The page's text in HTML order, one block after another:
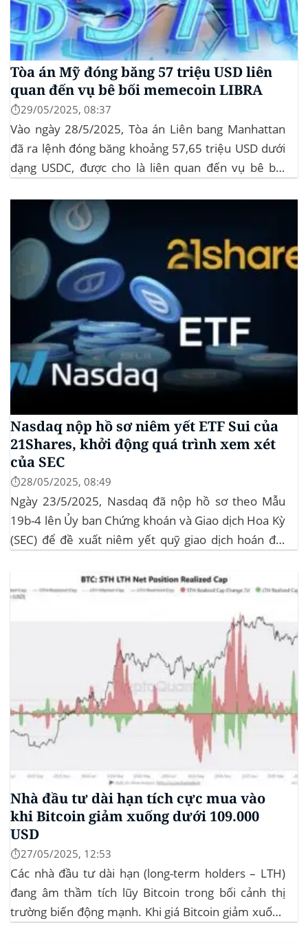
Tòa án Mỹ đóng băng 57 triệu USD liên
quan đến vụ bê bối memecoin LIBRA
⏱️29/05/2025, 08:37
Vào ngày 28/5/2025, Tòa án Liên bang Manhattan
đã ra lệnh đóng băng khoảng 57,65 triệu USD dưới
dạng USDC, được cho là liên quan đến vụ bê bối
tập thể do Burwick Law đại diện, cáo buộc các công
Nasdaq nộp hồ sơ niêm yết ETF Sui của
21Shares, khởi động quá trình xem xét
của SEC
⏱️28/05/2025, 08:49
Ngày 23/5/2025, Nasdaq đã nộp hồ sơ theo Mẫu
19b-4 lên Ủy ban Chứng khoán và Giao dịch Hoa Kỳ
(SEC) để đề xuất niêm yết quỹ giao dịch hoán đổi
trình xem xét chính thức của SEC đối với...
Nhà đầu tư dài hạn tích cực mua vào
khi Bitcoin giảm xuống dưới 109.000
USD
⏱️27/05/2025, 12:53
Các nhà đầu tư dài hạn (long-term holders – LTH)
đang âm thầm tích lũy Bitcoin trong bối cảnh thị
trường biến động mạnh. Khi giá Bitcoin giảm xuống